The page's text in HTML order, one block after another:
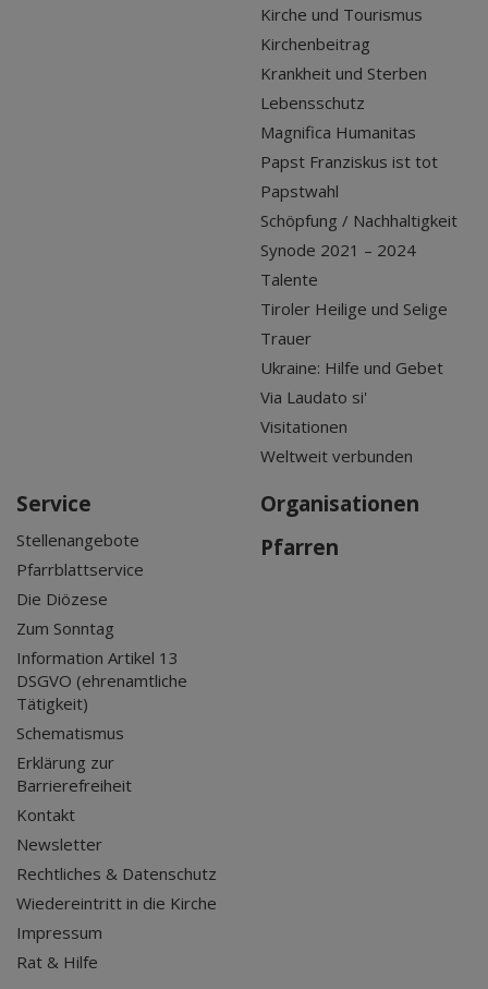
Kirche und Tourismus
Kirchenbeitrag
Krankheit und Sterben
Lebensschutz
Magnifica Humanitas
Papst Franziskus ist tot
Papstwahl
Schöpfung / Nachhaltigkeit
Synode 2021 – 2024
Talente
Tiroler Heilige und Selige
Trauer
Ukraine: Hilfe und Gebet
Via Laudato si'
Visitationen
Weltweit verbunden
Service
Stellenangebote
Pfarrblattservice
Die Diözese
Zum Sonntag
Information Artikel 13
DSGVO (ehrenamtliche
Tätigkeit)
Schematismus
Erklärung zur
Barrierefreiheit
Kontakt
Newsletter
Rechtliches & Datenschutz
Wiedereintritt in die Kirche
Impressum
Rat & Hilfe
Organisationen
Pfarren